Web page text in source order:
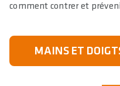
comment contrer et
MAINS ET